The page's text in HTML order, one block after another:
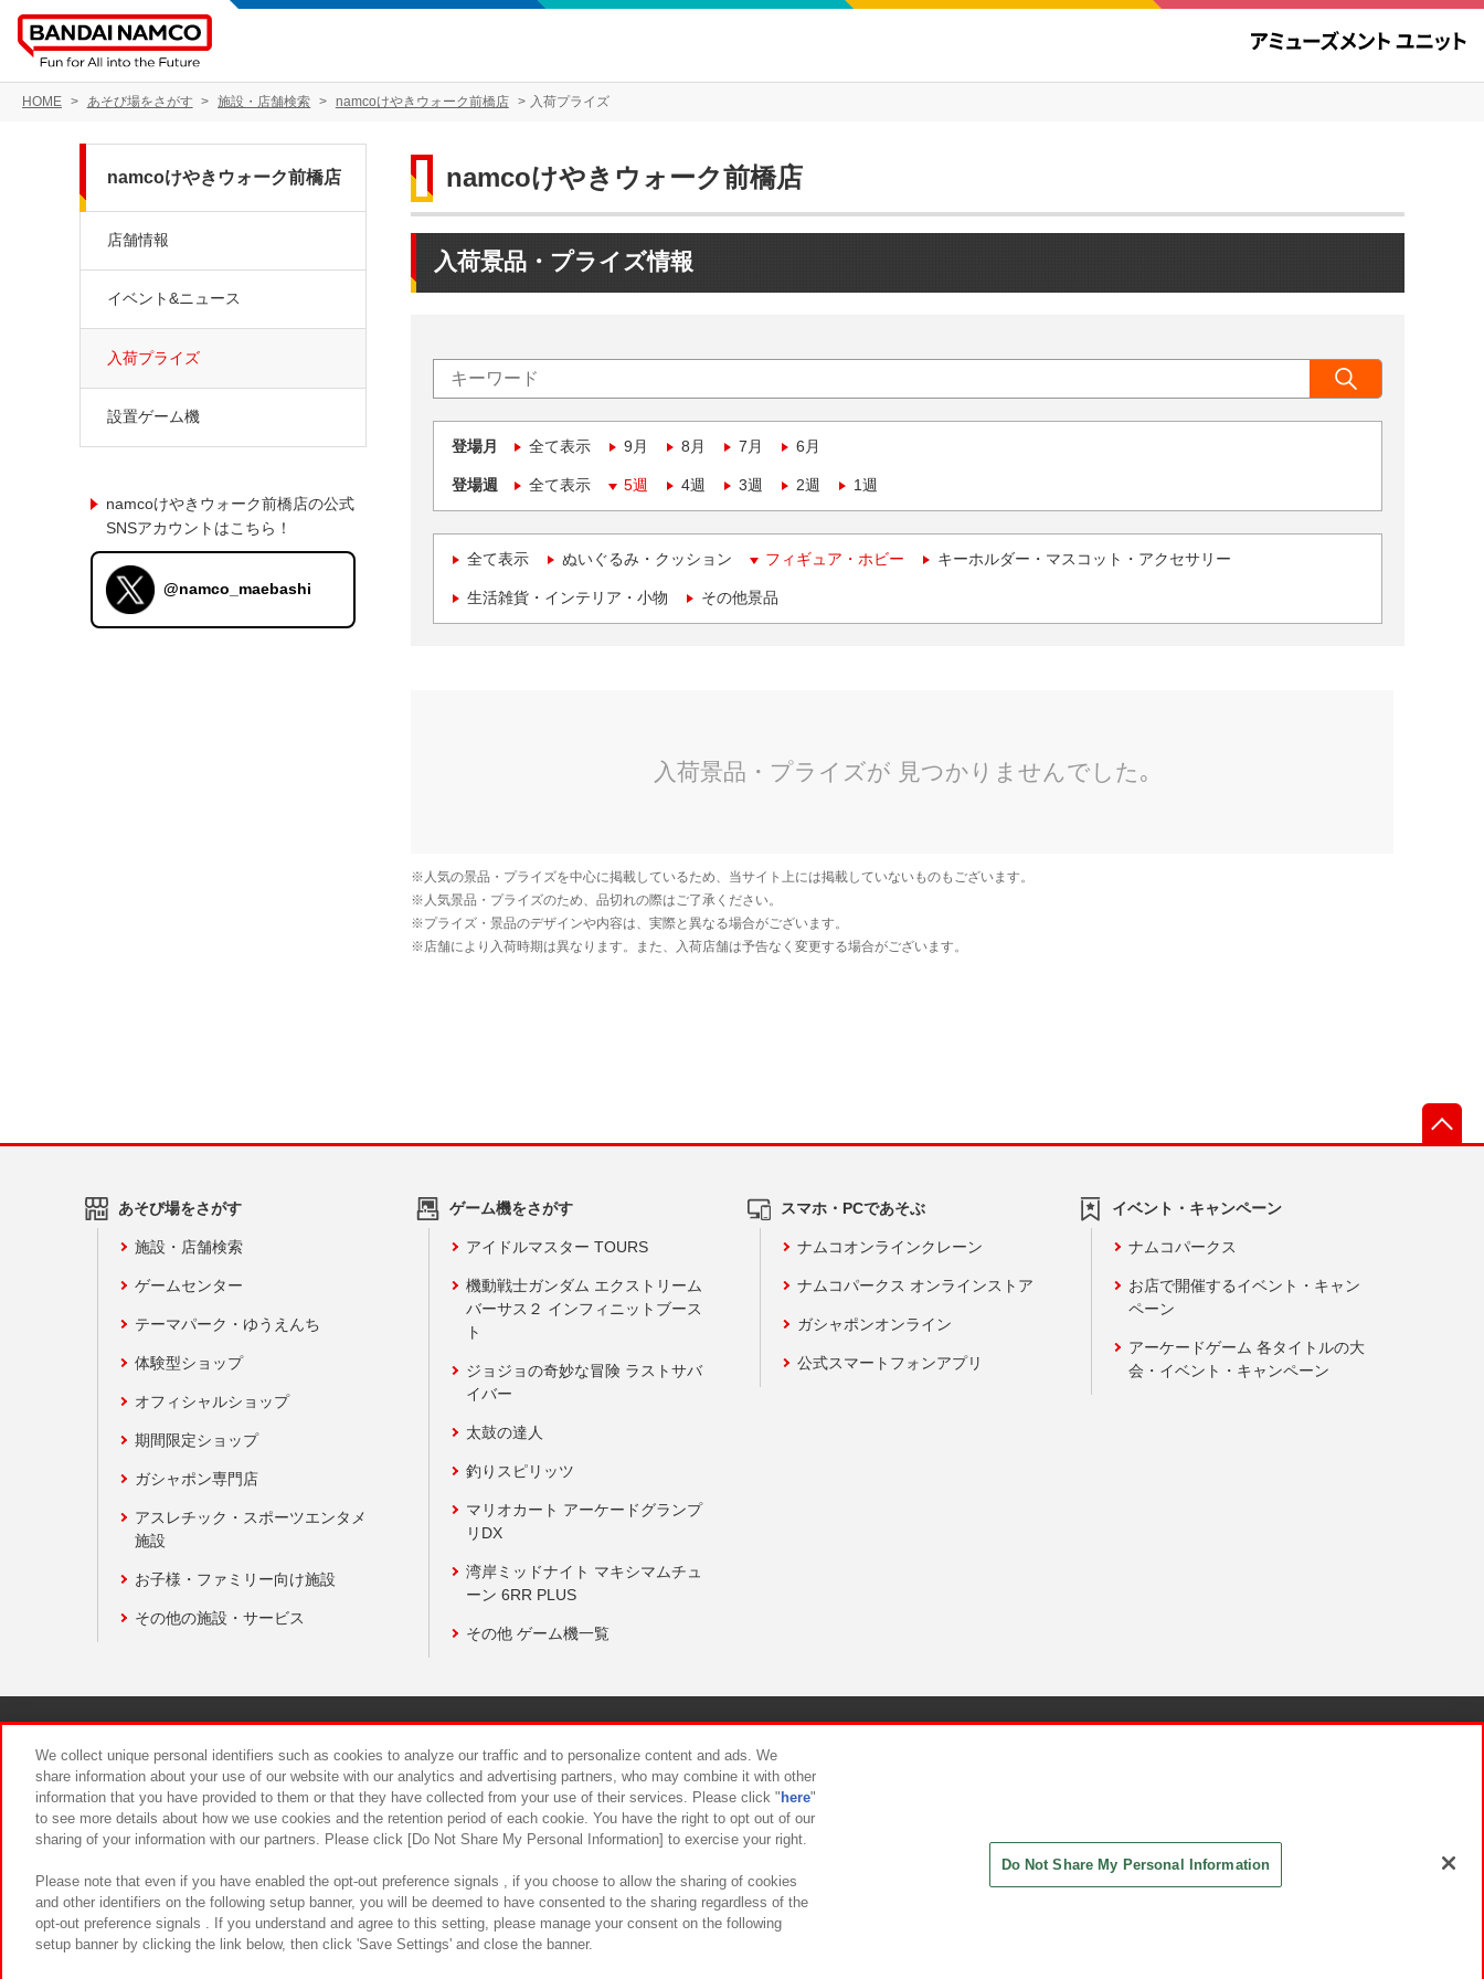
HOME あそび場をさがす 施設・店舗検索 namcoけやきウォーク前橋店 入荷プライズ
namcoけやきウォーク前橋店
入荷景品・プライズ情報
登場月 全て表示 9月 8月 7月 6月
登場週 全て表示 5週 4週 3週 2週 1週
全て表示 ぬいぐるみ・クッション フィギュア・ホビー キーホルダー・マスコット・アクセサリー
生活雑貨・インテリア・小物 その他景品
namcoけやきウォーク前橋店
店舗情報
イベント&ニュース
入荷プライズ
設置ゲーム機
namcoけやきウォーク前橋店の公式
SNSアカウントはこちら！
@namco_maebashi
あそび場をさがす
施設・店舗検索
ゲームセンター
テーマパーク・ゆうえんち
体験型ショップ
オフィシャルショップ
期間限定ショップ
ガシャポン専門店
アスレチック・スポーツエンタメ
施設
お子様・ファミリー向け施設
その他の施設・サービス
ゲーム機をさがす
アイドルマスター TOURS
機動戦士ガンダム エクストリーム
バーサス２ インフィニットブース
ト
ジョジョの奇妙な冒険 ラストサバ
イバー
太鼓の達人
釣りスピリッツ
マリオカート アーケードグランプ
リDX
湾岸ミッドナイト マキシマムチュ
ーン 6RR PLUS
その他 ゲーム機一覧
スマホ・PCであそぶ
ナムコオンラインクレーン
ナムコパークス オンラインストア
ガシャポンオンライン
公式スマートフォンアプリ
イベント・キャンペーン
ナムコパークス
お店で開催するイベント・キャン
ペーン
アーケードゲーム 各タイトルの大
会・イベント・キャンペーン
食品のご提供について カスタマーハラスメント対応方針
We collect unique personal identifiers such as cookies to analyze our traffic and to personalize content and ads. We
share information about your use of our website with our analytics and advertising partners, who may combine it with other
information that you have provided to them or that they have collected from your use of their services. Please click " here"
to see more details about how we use cookies and the retention period of each cookie. You have the right to opt out of our
sharing of your information with our partners. Please click [Do Not Share My Personal Information] to exercise your right.
Please note that even if you have enabled the opt-out preference signals , if you choose to allow the sharing of cookies
and other identifiers on the following setup banner, you will be deemed to have consented to the sharing regardless of the
opt-out preference signals . If you understand and agree to this setting, please manage your consent on the following
setup banner by clicking the link below, then click 'Save Settings' and close the banner.
Do Not Share My Personal Information